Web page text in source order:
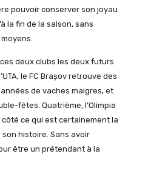
pouvoir conserver son joyau
la fin de la saison, sans
deux clubs les deux futurs
le FC Brașov retrouve des
de vaches maigres, et
fêtes. Quatrième, l’Olimpia
ce qui est certainement la
histoire. Sans avoir
être un prétendant à la